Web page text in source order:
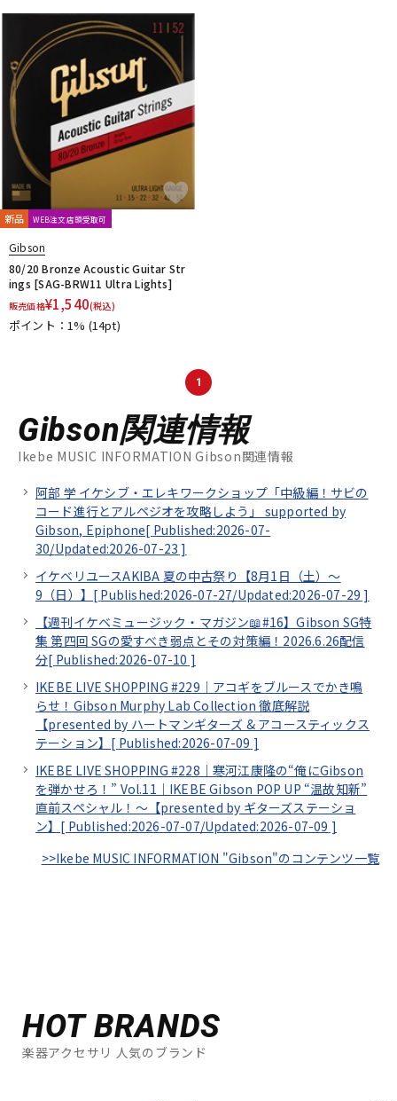
新品 WEB注文店頭受取可
Gibson
80/20 Bronze Acoustic Guitar Str
ings [SAG-BRW11 Ultra Lights]
販売価格¥1,540(税込)
ポイント：1% (14pt)
1
Gibson関連情報
Ikebe MUSIC INFORMATION Gibson関連情報
阿部 学 イケシブ・エレキワークショップ「中級編！サビの
コード進行とアルペジオを攻略しよう」 supported by
Gibson, Epiphone[ Published:2026-07-
30/Updated:2026-07-23 ]
イケベリユースAKIBA 夏の中古祭り【8月1日（土）～
9（日）】[ Published:2026-07-27/Updated:2026-07-29 ]
【週刊イケベミュージック・マガジン📖#16】Gibson SG特
集 第四回 SGの愛すべき弱点とその対策編！2026.6.26配信
分[ Published:2026-07-10 ]
IKEBE LIVE SHOPPING #229｜アコギをブルースでかき鳴
らせ！Gibson Murphy Lab Collection 徹底解説
【presented by ハートマンギターズ & アコースティックス
テーション】[ Published:2026-07-09 ]
IKEBE LIVE SHOPPING #228｜寒河江康隆の“俺にGibson
を弾かせろ！” Vol.11｜IKEBE Gibson POP UP “温故知新”
直前スペシャル！～【presented by ギターズステーショ
ン】[ Published:2026-07-07/Updated:2026-07-09 ]
>>Ikebe MUSIC INFORMATION "Gibson"のコンテンツ一覧
HOT BRANDS
楽器アクセサリ 人気のブランド